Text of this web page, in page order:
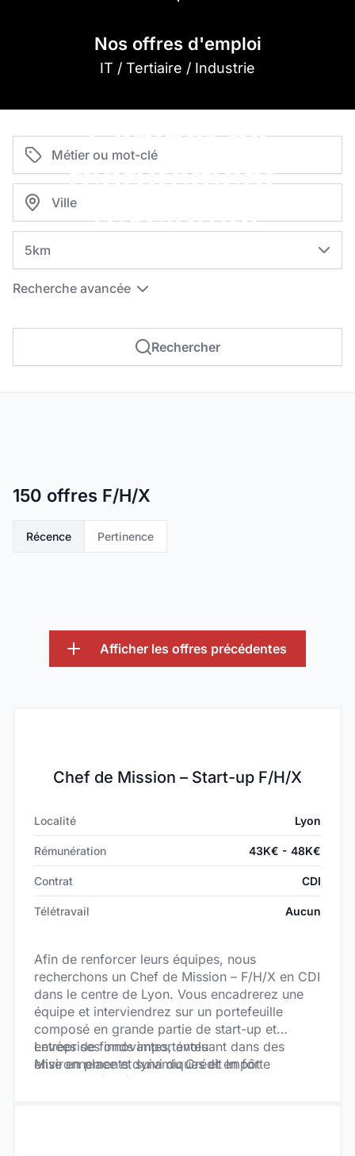
Cabinet de
recrutement,
révélateur
Nos offres d'emploi
IT / Tertiaire / Industrie
Rechercher
Recherche avancée
150 offres F/H/X
Récence Pertinence
Afficher les offres précédentes
Chef de Mission – Start-up F/H/X
Localité Lyon
Rémunération 43K€ - 48K€
Contrat CDI
Télétravail Aucun
Afin de renforcer leurs équipes, nous
recherchons un Chef de Mission – F/H/X en CDI
dans le centre de Lyon. Vous encadrerez une
équipe et interviendrez sur un portefeuille
composé en grande partie de start-up et
entreprises innovantes, évoluant dans des
environnements dynamiques et en forte
Levées de fonds importantes
Mise en place et suivi du Crédit Impôt